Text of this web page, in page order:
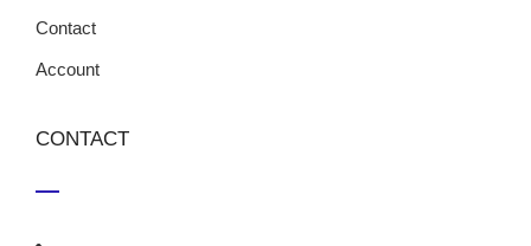
Contact
Account
CONTACT